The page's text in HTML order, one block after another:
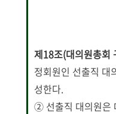
제18조(대의원총회
정회원인 선출직 대
성한다.
② 선출직 대의원은